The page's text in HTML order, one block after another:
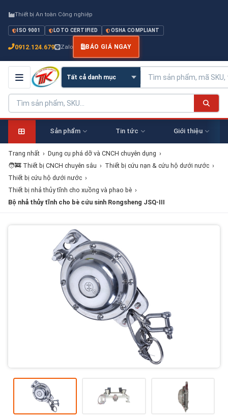
Thiết bị An toàn Công nghiệp
ISO 9001 LOTO CERTIFIED OSHA COMPLIANT
0912.124.679 Zalo BÁO GIÁ NGAY
Sản phẩm Tin tức Giới thiệu
Trang nhất › Dụng cụ phá dỡ và CNCH chuyên dụng ›
🧑‍🚒 Thiết bị CNCH chuyên sâu › Thiết bị cứu nạn & cứu hộ dưới nước ›
Thiết bị cứu hộ dưới nước ›
Thiết bị nhả thủy tĩnh cho xuồng và phao bè ›
Bộ nhả thủy tĩnh cho bè cứu sinh Rongsheng JSQ-III